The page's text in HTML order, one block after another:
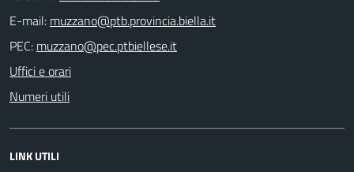
E-mail:
PEC:
Uffici e orari
Numeri utili
LINK UTILI